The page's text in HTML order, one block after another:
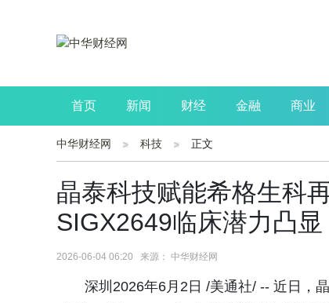
首页 新闻 财经 金融 商业
公司 生活 读书
中华财经网 科技 正文
晶泰科技赋能希格生科
SIGX2649临床潜力凸
2026-06-04 06:20 来源： 中华财经网
深圳2026年6月2日 /美通社/ -- 近日，